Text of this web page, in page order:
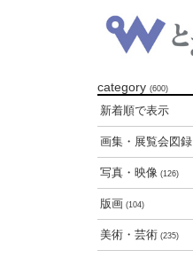
category (600)
新着順で表示
画集・展覧会図録
写真・映像 (126)
版画 (104)
美術・芸術 (235)